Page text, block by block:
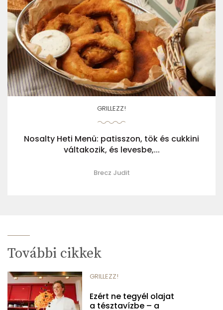
GRILLEZZ!
Nosalty Heti Menü: patisszon, tök és cukkini
váltakozik, és levesbe,...
Brecz Judit
További cikkek
GRILLEZZ!
Ezért ne tegyél olajat
a tésztavízbe – a